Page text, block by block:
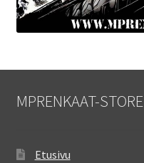
MPRENKAAT-STORE
Etusivu